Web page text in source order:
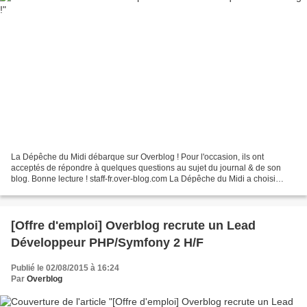
La Dépêche du Midi débarque sur Overblog ! Pour l'occasion, ils ont
acceptés de répondre à quelques questions au sujet du journal & de son
blog. Bonne lecture ! staff-fr.over-blog.com La Dépêche du Midi a choisi
[Offre d'emploi] Overblog recrute un Lead
Développeur PHP/Symfony 2 H/F
Publié le 02/08/2015 à 16:24
Par Overblog